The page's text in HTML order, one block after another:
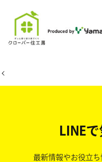
LINE
最新情報やお役立ち